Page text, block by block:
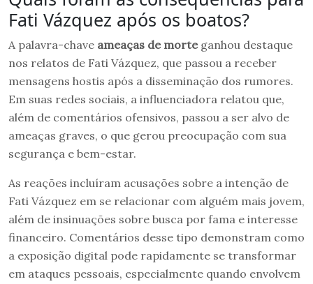
Fati Vázquez após os boatos?
A palavra-chave ameaças de morteganhou destaque
nos relatos de Fati Vázquez, que passou a receber
mensagens hostis após a disseminação dos rumores.
Em suas redes sociais, a influenciadora relatou que,
além de comentários ofensivos, passou a ser alvo de
ameaças graves, o que gerou preocupação com sua
segurança e bem-estar.
As reações incluíram acusações sobre a intenção de
Fati Vázquez em se relacionar com alguém mais jovem,
além de insinuações sobre busca por fama e interesse
financeiro. Comentários desse tipo demonstram como
a exposição digital pode rapidamente se transformar
em ataques pessoais, especialmente quando envolvem